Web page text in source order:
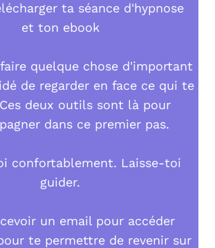
ta séance d'hypnose
et ton ebook
quelque chose d'important
de regarder en face ce qui te
deux outils sont là pour
dans ce premier pas.
confortablement. Laisse-toi
guider.
un email pour accéder
te permettre de revenir sur